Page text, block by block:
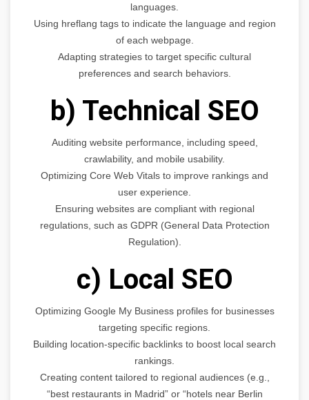
languages.
Using hreflang tags to indicate the language and region
of each webpage.
Adapting strategies to target specific cultural
preferences and search behaviors.
b) Technical SEO
Auditing website performance, including speed,
crawlability, and mobile usability.
Optimizing Core Web Vitals to improve rankings and
user experience.
Ensuring websites are compliant with regional
regulations, such as GDPR (General Data Protection
Regulation).
c) Local SEO
Optimizing Google My Business profiles for businesses
targeting specific regions.
Building location-specific backlinks to boost local search
rankings.
Creating content tailored to regional audiences (e.g.,
“best restaurants in Madrid” or “hotels near Berlin